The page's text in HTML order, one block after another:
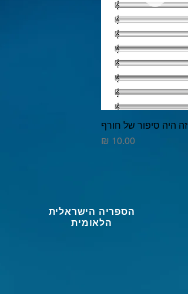
תצוגה מהירה
זה היה סיפור של חורף
מחיר‏10.00 ‏₪
הספריה הישראלית
הלאומית